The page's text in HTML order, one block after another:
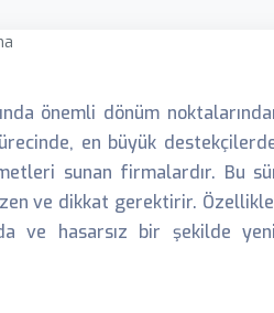
önemli dönüm
en büyük
sunan firmalardır. Bu
ve dikkat gerektirir. Özellikle
ve hasarsız bir şekilde